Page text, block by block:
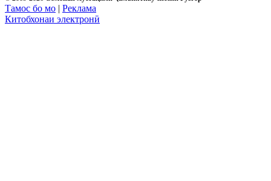
Тамос бо мо | Реклама
Китобхонаи электронӣ